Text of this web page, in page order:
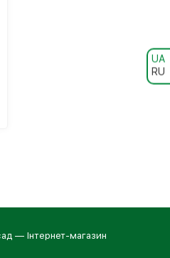
UA
RU
— Інтернет-магазин